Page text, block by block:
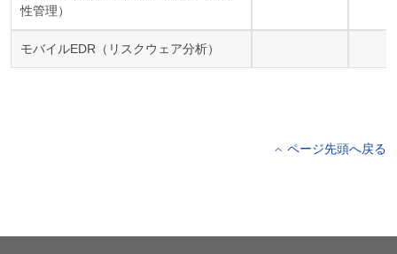
性管理）
モバイルEDR（リスクウェア分析）
ページ先頭へ戻る